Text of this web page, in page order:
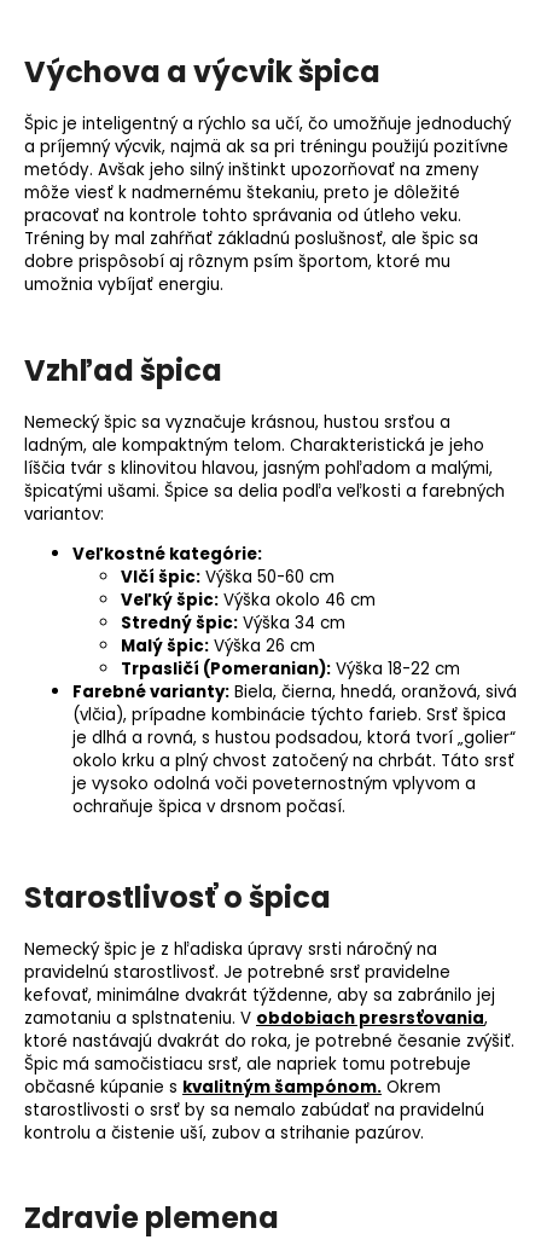
Výchova a výcvik špica
Špic je inteligentný a rýchlo sa učí, čo umožňuje jednoduchý
a príjemný výcvik, najmä ak sa pri tréningu použijú pozitívne
metódy. Avšak jeho silný inštinkt upozorňovať na zmeny
môže viesť k nadmernému štekaniu, preto je dôležité
pracovať na kontrole tohto správania od útleho veku.
Tréning by mal zahŕňať základnú poslušnosť, ale špic sa
dobre prispôsobí aj rôznym psím športom, ktoré mu
umožnia vybíjať energiu.
Vzhľad špica
Nemecký špic sa vyznačuje krásnou, hustou srsťou a
ladným, ale kompaktným telom. Charakteristická je jeho
líščia tvár s klinovitou hlavou, jasným pohľadom a malými,
špicatými ušami. Špice sa delia podľa veľkosti a farebných
variantov:
Veľkostné kategórie:
Vlčí špic: Výška 50-60 cm
Veľký špic: Výška okolo 46 cm
Stredný špic: Výška 34 cm
Malý špic: Výška 26 cm
Trpasličí (Pomeranian): Výška 18-22 cm
Farebné varianty: Biela, čierna, hnedá, oranžová, sivá
(vlčia), prípadne kombinácie týchto farieb. Srsť špica
je dlhá a rovná, s hustou podsadou, ktorá tvorí „golier“
okolo krku a plný chvost zatočený na chrbát. Táto srsť
je vysoko odolná voči poveternostným vplyvom a
ochraňuje špica v drsnom počasí.
Starostlivosť o špica
Nemecký špic je z hľadiska úpravy srsti náročný na
pravidelnú starostlivosť. Je potrebné srsť pravidelne
kefovať, minimálne dvakrát týždenne, aby sa zabránilo jej
zamotaniu a splstnateniu. V obdobiach presrsťovania,
ktoré nastávajú dvakrát do roka, je potrebné česanie zvýšiť.
Špic má samočistiacu srsť, ale napriek tomu potrebuje
občasné kúpanie s kvalitným šampónom. Okrem
starostlivosti o srsť by sa nemalo zabúdať na pravidelnú
kontrolu a čistenie uší, zubov a strihanie pazúrov.
Zdravie plemena